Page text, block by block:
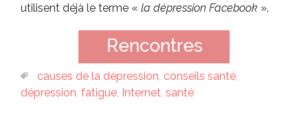
utilisent déjà le terme « la dépression Facebook ».
causes de la dépression conseils santé
dépression fatigue Internet santé